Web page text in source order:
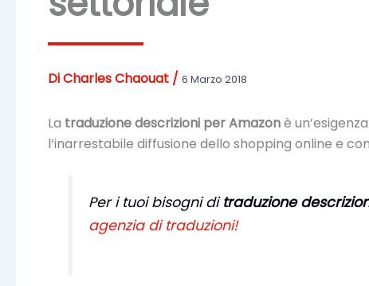
DiCharles Chaouat / 6 Marzo 2018
La traduzione descrizioni per Amazonè
l’inarrestabile diffusione dello shopping online e
Per i tuoi bisogni ditraduzione
agenzia di traduzioni!